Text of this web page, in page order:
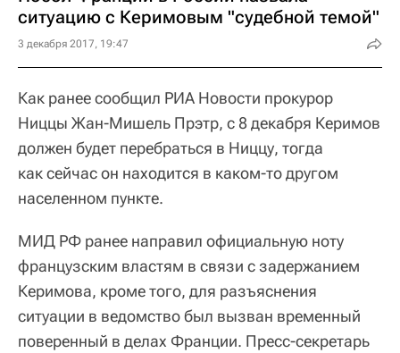
ситуацию с Керимовым "судебной темой"
3 декабря 2017, 19:47
Как ранее сообщил РИА Новости прокурор
Ниццы Жан-Мишель Прэтр, с 8 декабря Керимов
должен будет перебраться в Ниццу, тогда
как сейчас он находится в каком-то другом
населенном пункте.
МИД РФ ранее направил официальную ноту
французским властям в связи с задержанием
Керимова, кроме того, для разъяснения
ситуации в ведомство был вызван временный
поверенный в делах Франции. Пресс-секретарь